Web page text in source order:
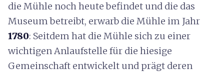
die Mühle noch heute befindet und die das
Museum betreibt, erwarb die Mühle im Jahr
1780: Seitdem hat die Mühle sich zu einer
wichtigen Anlaufstelle für die hiesige
Gemeinschaft entwickelt und prägt deren